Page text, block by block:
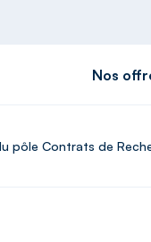
Nos
pôle Contrats de